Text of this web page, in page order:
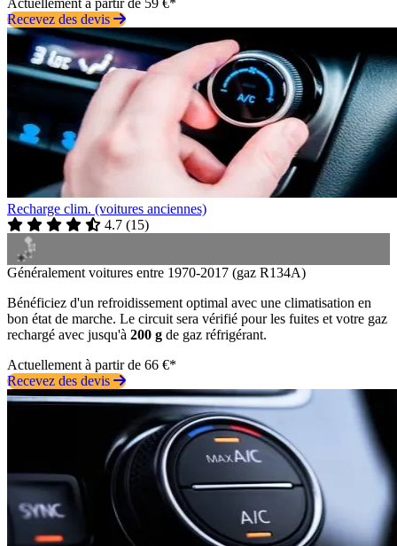
Recevez des devis
Recharge clim. (voitures anciennes)
4.7 (15)
Généralement voitures entre 1970-2017 (gaz R134A)
Bénéficiez d'un refroidissement optimal avec une climatisation en
bon état de marche. Le circuit sera vérifié pour les fuites et votre gaz
rechargé avec jusqu'à 200 g de gaz réfrigérant.
Actuellement à partir de 66 €*
Recevez des devis